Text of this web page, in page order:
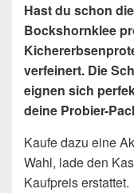
Hast du schon
Bockshornklee
verfeinert. Die
eignen sich
deine Probier-
Kaufe dazu eine
Wahl, lade den
Kaufpreis erstattet.